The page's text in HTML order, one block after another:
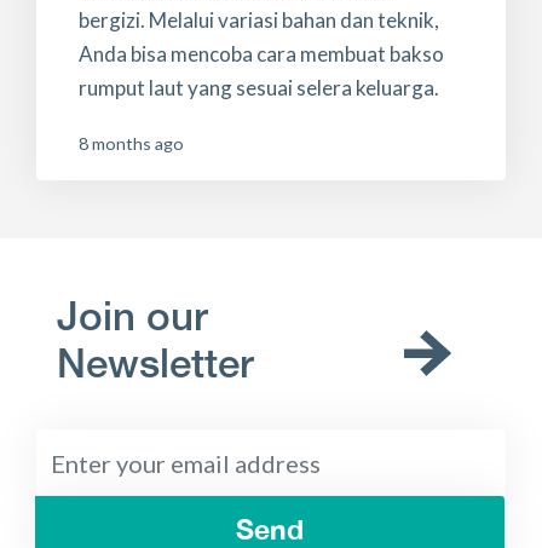
bergizi. Melalui variasi bahan dan teknik,
Anda bisa mencoba cara membuat bakso
rumput laut yang sesuai selera keluarga.
8 months ago
Join our
Newsletter
Send